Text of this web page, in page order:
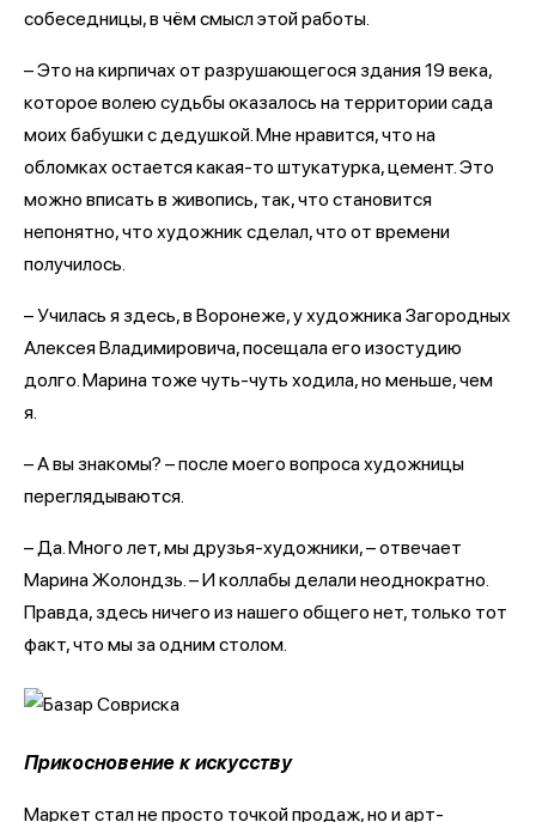
собеседницы, в чём смысл этой работы.
– Это на кирпичах от разрушающегося здания 19 века,
которое волею судьбы оказалось на территории сада
моих бабушки с дедушкой. Мне нравится, что на
обломках остается какая-то штукатурка, цемент. Это
можно вписать в живопись, так, что становится
непонятно, что художник сделал, что от времени
получилось.
– Училась я здесь, в Воронеже, у художника Загородных
Алексея Владимировича, посещала его изостудию
долго. Марина тоже чуть-чуть ходила, но меньше, чем
я.
– А вы знакомы? – после моего вопроса художницы
переглядываются.
– Да. Много лет, мы друзья-художники, – отвечает
Марина Жолондзь. – И коллабы делали неоднократно.
Правда, здесь ничего из нашего общего нет, только тот
факт, что мы за одним столом.
Прикосновение к искусству
Маркет стал не просто точкой продаж, но и арт-